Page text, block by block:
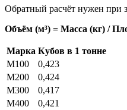
Обратный расчёт нужен при
Объём (м³) = Масса (кг) /
Марка Кубов в 1 тонне
М100
0,423
М200
0,424
М300
0,417
М400
0,421